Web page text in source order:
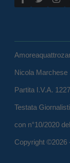
Nicola
Partita I.V.A.
Testata
con n°10/2020
Copyright ©2026